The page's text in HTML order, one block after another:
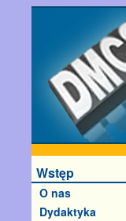
Wstęp
O nas
Dydaktyka